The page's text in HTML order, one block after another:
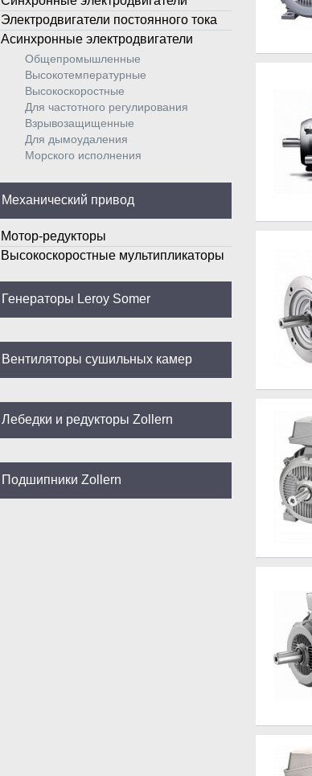
Электродвигатели постоянного тока
Асинхронные электродвигатели
Общепромышленные
Высокотемпературные
Высокоскоростные
Для частотного регулирования
Взрывозащищенные
Для дымоудаления
Морского исполнения
Механический привод
Мотор-редукторы
Высокоскоростные мультипликаторы
Генераторы Leroy Somer
Вентиляторы сушильных камер
Лебедки и редукторы Zollern
Подшипники Zollern